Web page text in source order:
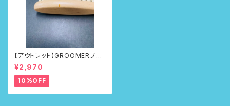
【アウトレット】GROOMERブラ
シ No.100First
¥2,970
10%OFF